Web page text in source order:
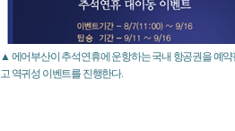
▲ 에어부산이 추석연휴에 운항하는 국내 항공권을 예
고 역귀성 이벤트를 진행한다.